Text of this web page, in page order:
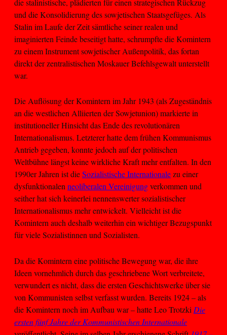
und die Konsolidierung des sowjetischen Staatsgefüges. Als
Stalin im Laufe der Zeit sämtliche seiner realen und
imaginierten Feinde beseitigt hatte, schrumpfte die Komintern
zu einem Instrument sowjetischer Außenpolitik, das fortan
direkt der zentralistischen Moskauer Befehlsgewalt unterstellt
war.
Die Auflösung der Komintern im Jahr 1943 (als Zugeständnis
an die westlichen Alliierten der Sowjetunion) markierte in
institutioneller Hinsicht das Ende des revolutionären
Internationalismus. Letzterer hatte dem frühen Kommunismus
Antrieb gegeben, konnte jedoch auf der politischen
Weltbühne längst keine wirkliche Kraft mehr entfalten. In den
1990er Jahren ist dieSozialistische Internationalezu einer
dysfunktionalen neoliberalen Vereinigungverkommen und
seither hat sich keinerlei nennenswerter sozialistischer
Internationalismus mehr entwickelt. Vielleicht ist die
Komintern auch deshalb weiterhin ein wichtiger Bezugspunkt
für viele Sozialistinnen und Sozialisten.
Da die Komintern eine politische Bewegung war, die ihre
Ideen vornehmlich durch das geschriebene Wort verbreitete,
verwundert es nicht, dass die ersten Geschichtswerke über sie
von Kommunisten selbst verfasst wurden. Bereits 1924 – als
die Komintern noch im Aufbau war – hatte Leo Trotzki Die
ersten fünf Jahre der Kommunistischen Internationale